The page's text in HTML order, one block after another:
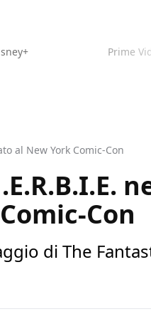
Prime
al New York Comic-Con
Con
di The